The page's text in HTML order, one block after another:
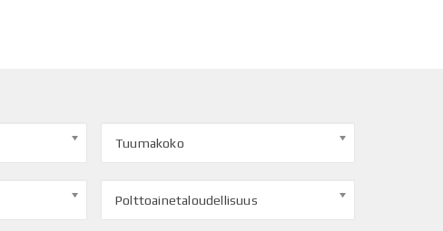
Tuumakoko
Polttoainetaloudellisuus